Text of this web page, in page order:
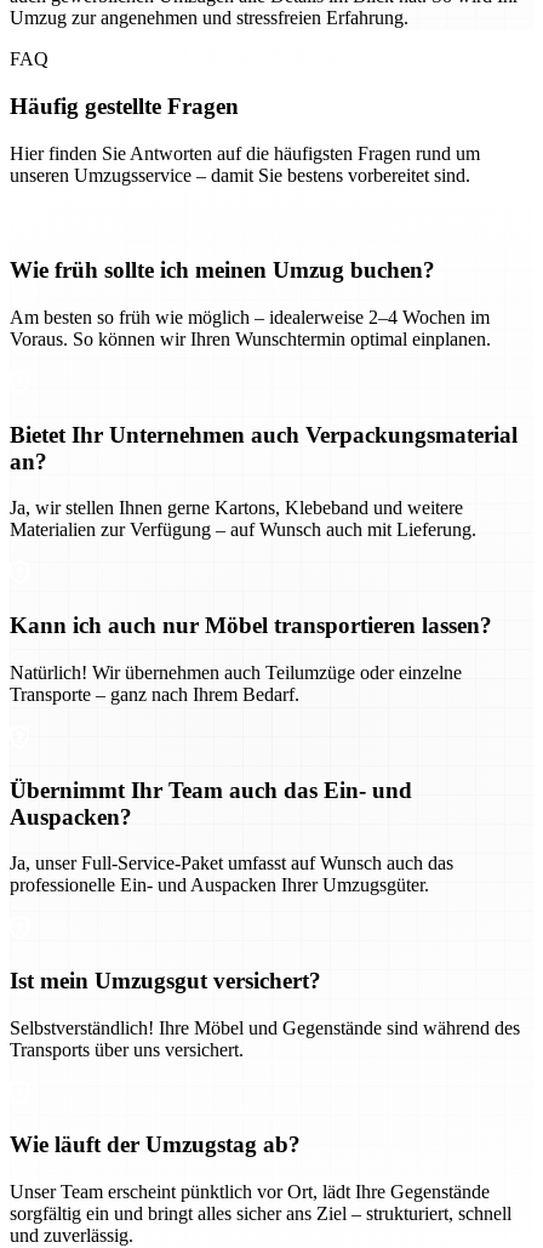
Umzug zur angenehmen und stressfreien Erfahrung.
FAQ
Häufig gestellte Fragen
Hier finden Sie Antworten auf die häufigsten Fragen rund um
unseren Umzugsservice – damit Sie bestens vorbereitet sind.
Wie früh sollte ich meinen Umzug buchen?
Am besten so früh wie möglich – idealerweise 2–4 Wochen im
Voraus. So können wir Ihren Wunschtermin optimal einplanen.
Bietet Ihr Unternehmen auch Verpackungsmaterial
an?
Ja, wir stellen Ihnen gerne Kartons, Klebeband und weitere
Materialien zur Verfügung – auf Wunsch auch mit Lieferung.
Kann ich auch nur Möbel transportieren lassen?
Natürlich! Wir übernehmen auch Teilumzüge oder einzelne
Transporte – ganz nach Ihrem Bedarf.
Übernimmt Ihr Team auch das Ein- und
Auspacken?
Ja, unser Full-Service-Paket umfasst auf Wunsch auch das
professionelle Ein- und Auspacken Ihrer Umzugsgüter.
Ist mein Umzugsgut versichert?
Selbstverständlich! Ihre Möbel und Gegenstände sind während des
Transports über uns versichert.
Wie läuft der Umzugstag ab?
Unser Team erscheint pünktlich vor Ort, lädt Ihre Gegenstände
sorgfältig ein und bringt alles sicher ans Ziel – strukturiert, schnell
und zuverlässig.